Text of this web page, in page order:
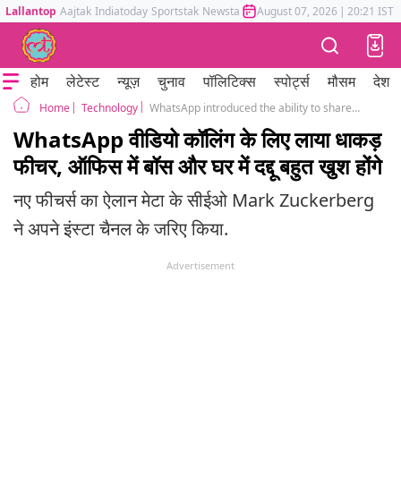
Lallantop Aajtak Indiatoday Sportstak Newstak Mumbai Tak Astrotak
August 07, 2026 | 20:21 IST
होम लेटेस्ट न्यूज़ चुनाव पॉलिटिक्स स्पोर्ट्स मौसम देश
Home Technology WhatsApp introduced the ability to share your screen during a video call and landscap mode for everyone!
WhatsApp वीडियो कॉलिंग के लिए लाया धाकड़
फीचर, ऑफिस में बॉस और घर में दद्दू बहुत खुश होंगे
नए फीचर्स का ऐलान मेटा के सीईओ Mark Zuckerberg
ने अपने इंस्टा चैनल के जरिए किया.
Advertisement